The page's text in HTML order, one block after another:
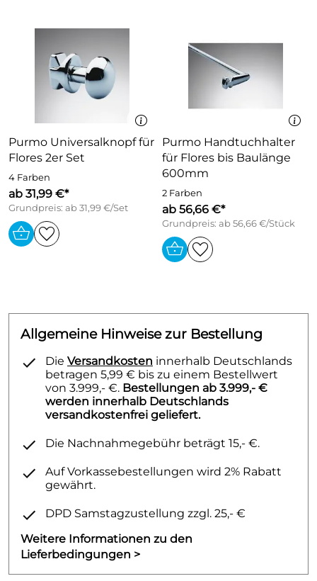
Purmo Universalknopf für
Flores 2er Set
4 Farben
ab 31,99 €*
Grundpreis: ab 31,99 €/Set
Purmo Handtuchhalter
für Flores bis Baulänge
600mm
2 Farben
ab 56,66 €*
Grundpreis: ab 56,66 €/Stück
Allgemeine Hinweise zur Bestellung
Die Versandkosten innerhalb Deutschlands
betragen 5,99 € bis zu einem Bestellwert
von 3.999,- €. Bestellungen ab 3.999,- €
werden innerhalb Deutschlands
versandkostenfrei geliefert.
Die Nachnahmegebühr beträgt 15,- €.
Auf Vorkassebestellungen wird 2% Rabatt
gewährt.
DPD Samstagzustellung zzgl. 25,- €
Weitere Informationen zu den
Lieferbedingungen >